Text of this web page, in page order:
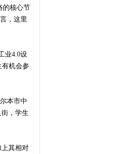
的核心节
，这里
业4.0设
机会参
本市中
，学生
上其相对